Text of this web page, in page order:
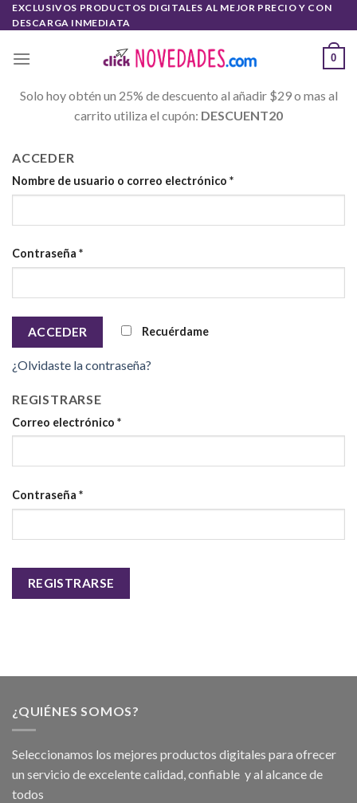
Skip
to
EXCLUSIVOS PRODUCTOS DIGITALES AL MEJOR PRECIO Y CON
DESCARGA INMEDIATA
0
Solo hoy obtén un 25% de descuento al añadir $29 o mas al
carrito utiliza el cupón: DESCUENT20
ACCEDER
Nombre de usuario o correo electrónico *
Contraseña *
ACCEDER Recuérdame
¿Olvidaste la contraseña?
REGISTRARSE
Correo electrónico *
Contraseña *
REGISTRARSE
¿QUIÉNES SOMOS?
Seleccionamos los mejores productos digitales para ofrecer
un servicio de excelente calidad, confiable y al alcance de
todos